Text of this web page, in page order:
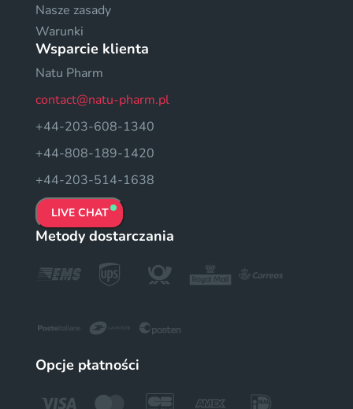
Nasze zasady
Warunki
Wsparcie klienta
Natu Pharm
contact@natu-pharm.pl
+44-203-608-1340
+44-808-189-1420
+44-203-514-1638
LIVE CHAT
Metody dostarczania
Opcje płatności